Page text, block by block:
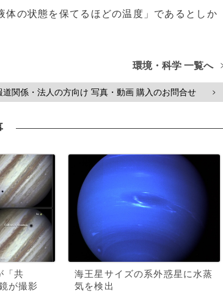
の状態を保てるほどの温度」であるとしか
環境・科学 一覧へ
道関係・法人の方向け 写真・動画 購入のお問合せ >
「共
が撮影
海王星サイズの系外惑星に水蒸
気を検出